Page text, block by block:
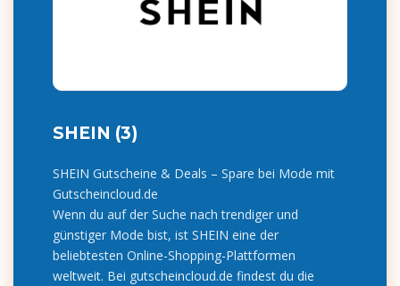
SHEIN (3)
SHEIN Gutscheine & Deals – Spare bei Mode mit
Gutscheincloud.de
Wenn du auf der Suche nach trendiger und
günstiger Mode bist, ist SHEIN eine der
beliebtesten Online-Shopping-Plattformen
weltweit. Bei gutscheincloud.de findest du die